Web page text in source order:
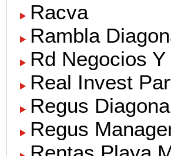
Racva
Rambla
Rd Negocios
Real Invest
Regus
Regus